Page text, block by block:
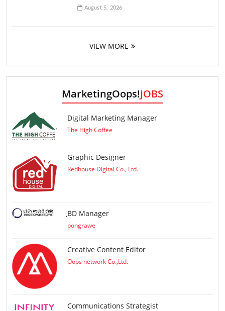
August 5, 2026
VIEW MORE
MarketingOops!JOBS
Digital Marketing Manager
The High Coffee
Graphic Designer
Redhouse Digital Co., Ltd.
ฺBD Manager
pongrawe
Creative Content Editor
Oops network Co.,Ltd.
Communications Strategist